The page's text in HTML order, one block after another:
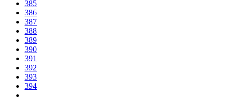
385
386
387
388
389
390
391
392
393
394